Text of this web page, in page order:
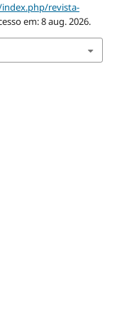
revista-
em: 8 aug. 2026.